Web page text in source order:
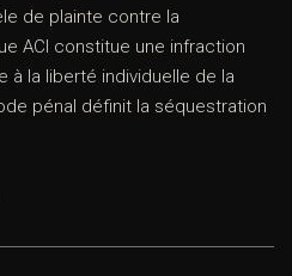
de plainte contre la
ACI constitue une infraction
à la liberté individuelle de la
pénal définit la séquestration